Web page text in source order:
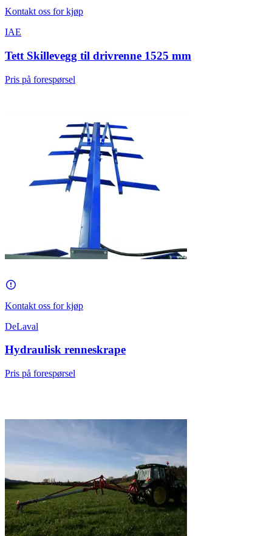
Kontakt oss for kjøp
IAE
Tett Skillevegg til drivrenne 1525 mm
Pris på forespørsel
Kontakt oss for kjøp
DeLaval
Hydraulisk renneskrape
Pris på forespørsel